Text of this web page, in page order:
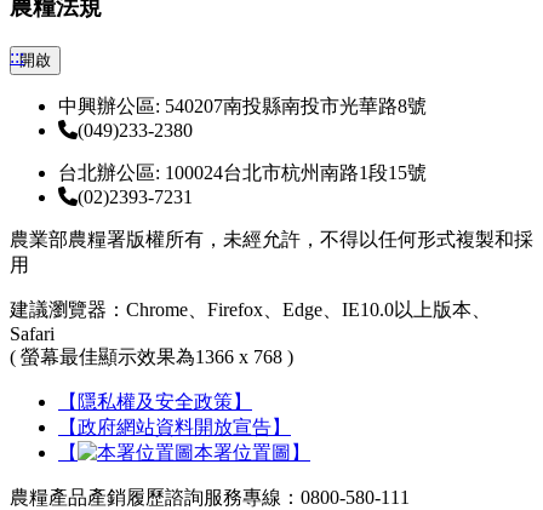
農糧法規
:::開啟
中興辦公區: 540207南投縣南投市光華路8號
(049)233-2380
台北辦公區: 100024台北市杭州南路1段15號
(02)2393-7231
農業部農糧署版權所有，未經允許，不得以任何形式複製和採
用
建議瀏覽器：Chrome、Firefox、Edge、IE10.0以上版本、
Safari
( 螢幕最佳顯示效果為1366 x 768 )
【隱私權及安全政策】
【政府網站資料開放宣告】
【
本署位置圖】
農糧產品產銷履歷諮詢服務專線：0800-580-111